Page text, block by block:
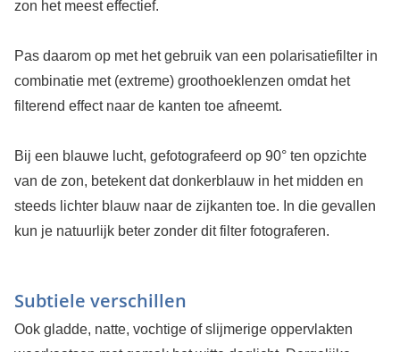
zon het meest effectief.
Pas daarom op met het gebruik van een polarisatiefilter in
combinatie met (extreme) groothoeklenzen omdat het
filterend effect naar de kanten toe afneemt.
Bij een blauwe lucht, gefotografeerd op 90° ten opzichte
van de zon, betekent dat donkerblauw in het midden en
steeds lichter blauw naar de zijkanten toe. In die gevallen
kun je natuurlijk beter zonder dit filter fotograferen.
Subtiele verschillen
Ook gladde, natte, vochtige of slijmerige oppervlakten